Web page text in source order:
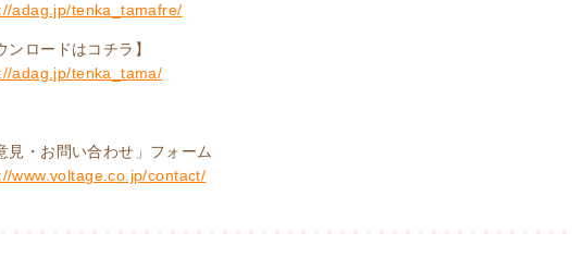
adag.jp/tenka_tamafre/
ンロードはコチラ】
adag.jp/tenka_tama/
見・お問い合わせ」フォーム
www.voltage.co.jp/contact/